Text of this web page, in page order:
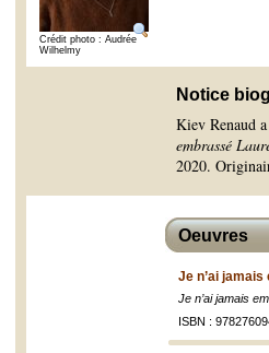
Crédit photo : Audrée
Wilhelmy
Notice
Kiev Renaud
embrassé
2020.
Oeuvres
Je n’ai
Je n’ai jamais
ISBN :